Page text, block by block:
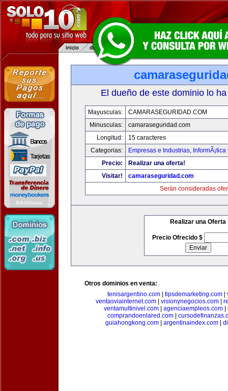
El dueño de este dominio lo
Mayusculas:
CAMARASEGURIDAD.COM
Minusculas:
camaraseguridad.com
Longitud:
15 caracteres
Categorias:
Empresas e Industrias,
Precio:
Realizar una oferta!
Visitar!
camaraseguridad.com
Serán consideradas
Realizar una Oferta
Precio Ofrecido $
Otros dominios en venta:
tenisargentino.com
tipsdemarketing.com
ventasviainternet.com
visionynegocios.com
ventamultinivel.com| agenciaempleos.com|
comprandoenlared.com|
guiahongkong.com| argentinaindex.com|